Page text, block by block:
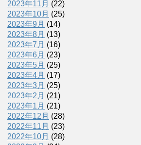
2023年11月 (22)
2023年10月 (25)
2023年9月 (14)
2023年8月 (13)
2023年7月 (16)
2023年6月 (23)
2023年5月 (25)
2023年4月 (17)
2023年3月 (25)
2023年2月 (21)
2023年1月 (21)
2022年12月 (28)
2022年11月 (23)
2022年10月 (28)